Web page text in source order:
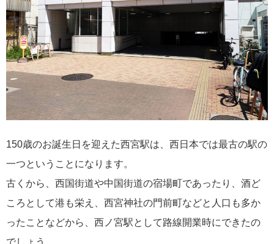
150歳のお誕生日を迎えた西宮駅は、西日本では最古の駅の
一つということになります。
古くから、西国街道や中国街道の宿場町であったり、酒ど
ころとして港も栄え、西宮神社の門前町などと人口も多か
ったことなどから、西ノ宮駅として路線開業時にできたの
でしょう。